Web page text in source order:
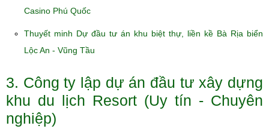
Casino Phú Quốc
Thuyết minh Dự đầu tư án khu biệt thự, liền kề Bà Rịa biển
Lộc An - Vũng Tầu
3. Công ty lập dự án đầu tư xây dựng
khu du lịch Resort (Uy tín - Chuyên
nghiệp)